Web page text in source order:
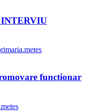
functionar